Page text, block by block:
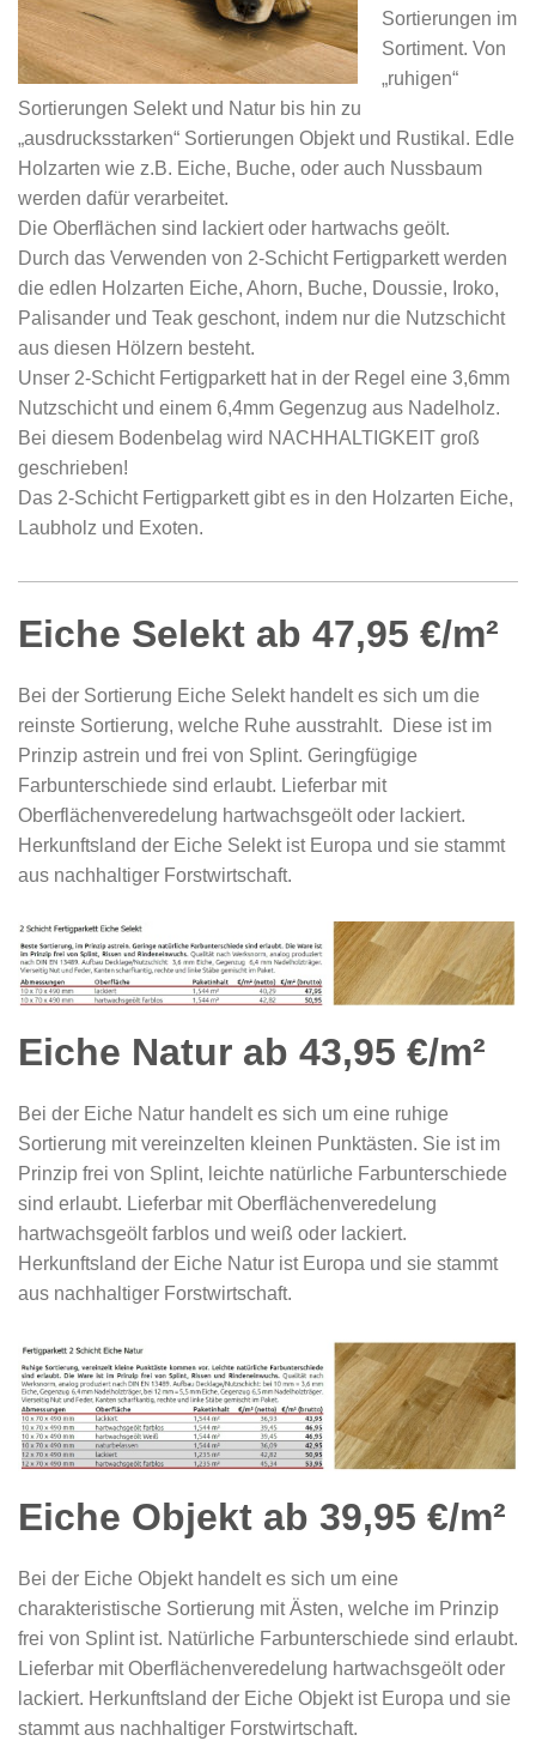
Sortierungen im
Sortiment. Von
„ruhigen“
Sortierungen Selekt und Natur bis hin zu
„ausdrucksstarken“ Sortierungen Objekt und Rustikal. Edle
Holzarten wie z.B. Eiche, Buche, oder auch Nussbaum
werden dafür verarbeitet.
Die Oberflächen sind lackiert oder hartwachs geölt.
Durch das Verwenden von 2-Schicht Fertigparkett werden
die edlen Holzarten Eiche, Ahorn, Buche, Doussie, Iroko,
Palisander und Teak geschont, indem nur die Nutzschicht
aus diesen Hölzern besteht.
Unser 2-Schicht Fertigparkett hat in der Regel eine 3,6mm
Nutzschicht und einem 6,4mm Gegenzug aus Nadelholz.
Bei diesem Bodenbelag wird NACHHALTIGKEIT groß
geschrieben!
Das 2-Schicht Fertigparkett gibt es in den Holzarten Eiche,
Laubholz und Exoten.
Eiche Selekt ab 47,95 €/m²
Bei der Sortierung Eiche Selekt handelt es sich um die
reinste Sortierung, welche Ruhe ausstrahlt. Diese ist im
Prinzip astrein und frei von Splint. Geringfügige
Farbunterschiede sind erlaubt. Lieferbar mit
Oberflächenveredelung hartwachsgeölt oder lackiert.
Herkunftsland der Eiche Selekt ist Europa und sie stammt
aus nachhaltiger Forstwirtschaft.
Eiche Natur ab 43,95 €/m²
Bei der Eiche Natur handelt es sich um eine ruhige
Sortierung mit vereinzelten kleinen Punktästen. Sie ist im
Prinzip frei von Splint, leichte natürliche Farbunterschiede
sind erlaubt. Lieferbar mit Oberflächenveredelung
hartwachsgeölt farblos und weiß oder lackiert.
Herkunftsland der Eiche Natur ist Europa und sie stammt
aus nachhaltiger Forstwirtschaft.
Eiche Objekt ab 39,95 €/m²
Bei der Eiche Objekt handelt es sich um eine
charakteristische Sortierung mit Ästen, welche im Prinzip
frei von Splint ist. Natürliche Farbunterschiede sind erlaubt.
Lieferbar mit Oberflächenveredelung hartwachsgeölt oder
lackiert. Herkunftsland der Eiche Objekt ist Europa und sie
stammt aus nachhaltiger Forstwirtschaft.